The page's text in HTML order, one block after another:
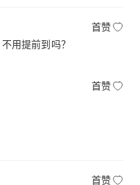
首赞
用提前到吗？
首赞
首赞